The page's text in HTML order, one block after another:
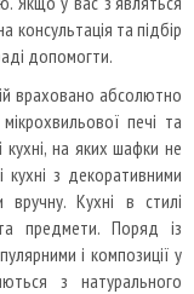
консультація та підбір
допомогти.
враховано абсолютно
печі та
кухні, на яких шафки не
кухні з декоративними
вручну. Кухні в стилі
предмети. Поряд із
і композиції у
з натурального